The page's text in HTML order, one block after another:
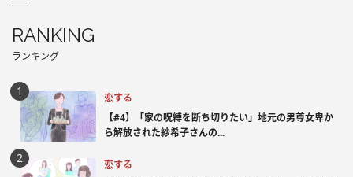
RANKING
ランキング
恋する
【#4】「家の呪縛を断ち切りたい」地元の男尊女卑か
ら解放された紗希子さんの...
恋する